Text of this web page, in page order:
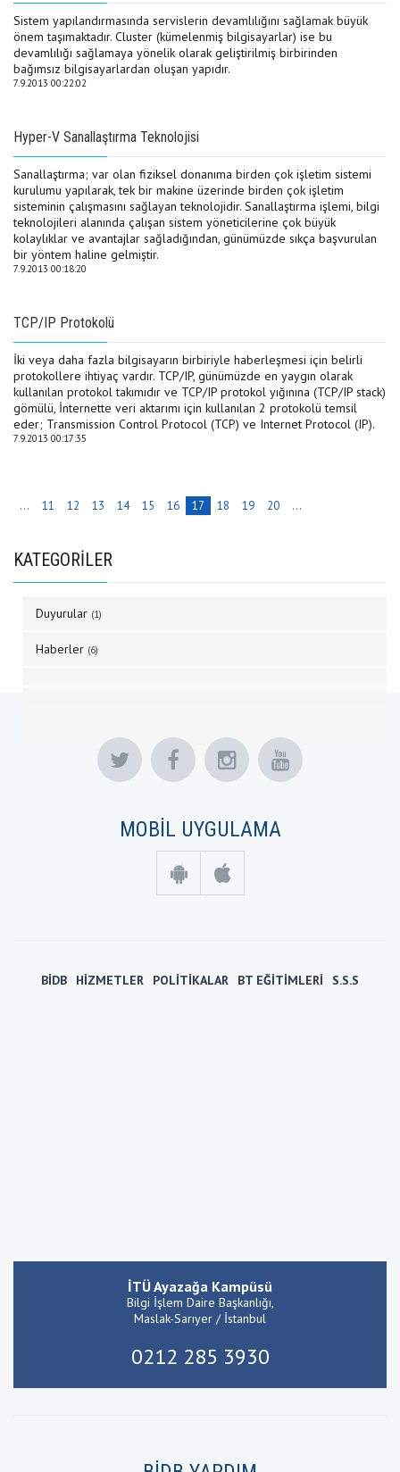
Sistem yapılandırmasında servislerin devamlılığını sağlamak büyük
önem taşımaktadır. Cluster (kümelenmiş bilgisayarlar) ise bu
devamlılığı sağlamaya yönelik olarak geliştirilmiş birbirinden
bağımsız bilgisayarlardan oluşan yapıdır.
7.9.2013 00:22:02
Hyper-V Sanallaştırma Teknolojisi
Sanallaştırma; var olan fiziksel donanıma birden çok işletim sistemi
kurulumu yapılarak, tek bir makine üzerinde birden çok işletim
sisteminin çalışmasını sağlayan teknolojidir. Sanallaştırma işlemi, bilgi
teknolojileri alanında çalışan sistem yöneticilerine çok büyük
kolaylıklar ve avantajlar sağladığından, günümüzde sıkça başvurulan
bir yöntem haline gelmiştir.
7.9.2013 00:18:20
TCP/IP Protokolü
İki veya daha fazla bilgisayarın birbiriyle haberleşmesi için belirli
protokollere ihtiyaç vardır. TCP/IP, günümüzde en yaygın olarak
kullanılan protokol takımıdır ve TCP/IP protokol yığınına (TCP/IP stack)
gömülü, İnternette veri aktarımı için kullanılan 2 protokolü temsil
eder; Transmission Control Protocol (TCP) ve Internet Protocol (IP).
7.9.2013 00:17:35
... 11 12 13 14 15 16 17 18 19 20 ...
KATEGORİLER
Duyurular (1)
Haberler (6)
MOBİL UYGULAMA
BİDB HİZMETLER POLİTİKALAR BT EĞİTİMLERİ S.S.S
İTÜ Ayazağa Kampüsü
Bilgi İşlem Daire Başkanlığı,
Maslak-Sarıyer / İstanbul
0212 285 3930